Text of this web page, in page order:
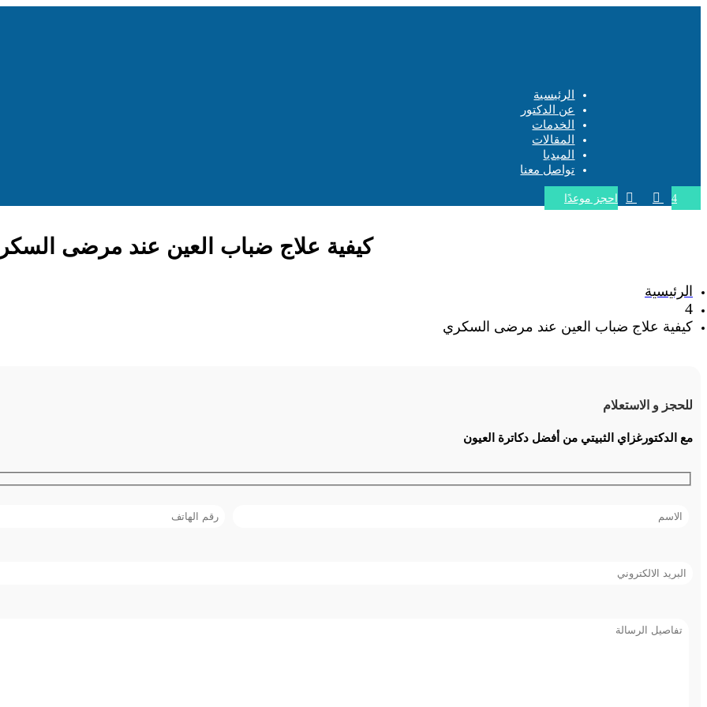
الرئيسية
عن الدكتور
الخدمات
المقالات
الميديا
تواصل معنا
  4 احجز موعدًا
كيفية علاج ضباب العين عند مرضى
الرئيسية
4
كيفية علاج ضباب العين عند مرضى السكري
للحجز و الاستعلام
مع الدكتورغزاي الثبيتي من أفضل دكاترة العيون